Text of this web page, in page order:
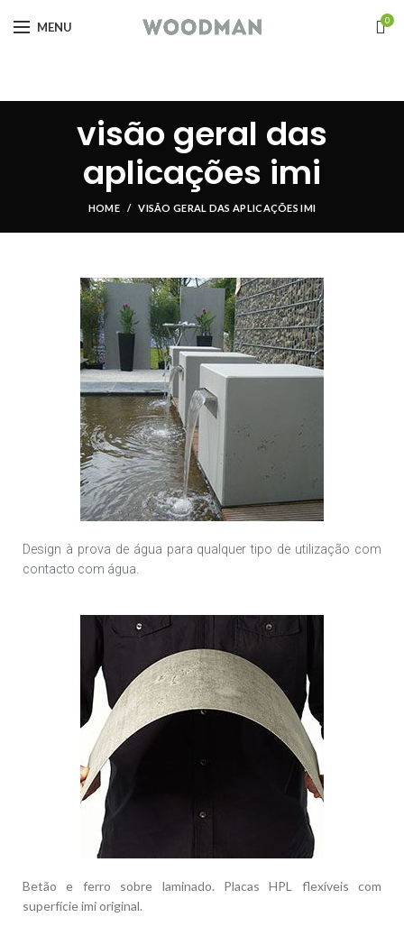
MENU 0
visão geral das
aplicações imi
HOME VISÃO GERAL DAS APLICAÇÕES IMI
Design à prova de água para qualquer tipo de utilização com
contacto com água.
Betão e ferro sobre laminado. Placas HPL flexíveis com
superfície imi original.